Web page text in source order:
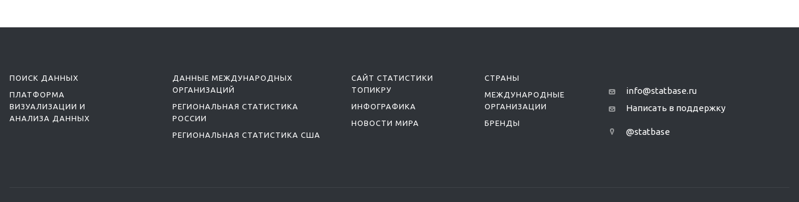
ПОИСК ДАННЫХ
ПЛАТФОРМА
ВИЗУАЛИЗАЦИИ И
АНАЛИЗА ДАННЫХ
ДАННЫЕ МЕЖДУНАРОДНЫХ
ОРГАНИЗАЦИЙ
РЕГИОНАЛЬНАЯ СТАТИСТИКА
РОССИИ
РЕГИОНАЛЬНАЯ СТАТИСТИКА США
САЙТ СТАТИСТИКИ
ТОПИКРУ
ИНФОГРАФИКА
НОВОСТИ МИРА
СТРАНЫ
МЕЖДУНАРОДНЫЕ
ОРГАНИЗАЦИИ
БРЕНДЫ
info@statbase.ru
Написать в поддержку
@statbase